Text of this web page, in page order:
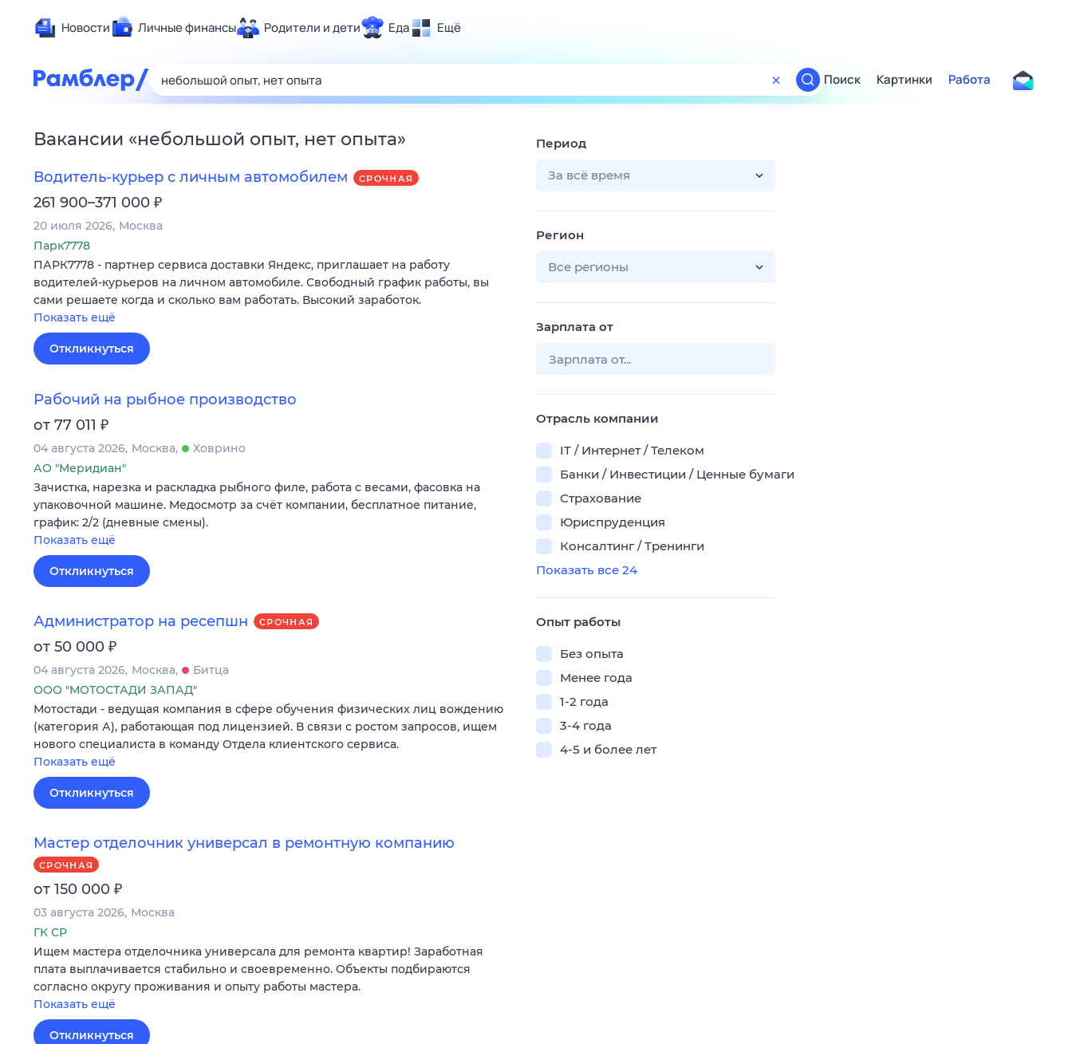
Новости Личные финансы Родители и дети Еда Ещё
Здоровье
Развлечения и отдых
Спорт
Карьера
Сберегаем вместе
Гороскопы
Поиск
ТВ-программа
Поиск Картинки Работа
Вакансии «небольшой опыт, нет опыта»
Водитель-курьер с личным автомобилем СРОЧНАЯ
261 900–371 000 ₽
20 июля 2026 Москва
Парк7778
ПАРК7778 - партнер сервиса доставки Яндекс, приглашает на работу
водителей-курьеров на личном автомобиле. Свободный график работы, вы
сами решаете когда и сколько вам работать. Высокий заработок.
Показать ещё
Откликнуться
Рабочий на рыбное производство
от 77 011 ₽
04 августа 2026 Москва
Ховрино
АО "Меридиан"
Зачистка, нарезка и раскладка рыбного филе, работа с весами, фасовка на
упаковочной машине. Медосмотр за счёт компании, бесплатное питание,
график: 2/2 (дневные смены).
Показать ещё
Откликнуться
Администратор на ресепшн СРОЧНАЯ
от 50 000 ₽
04 августа 2026 Москва
Битца
ООО "МОТОСТАДИ ЗАПАД"
Мотостади - ведущая компания в сфере обучения физических лиц вождению
(категория А), работающая под лицензией. В связи с ростом запросов, ищем
нового специалиста в команду Отдела клиентского сервиса.
Показать ещё
Откликнуться
Мастер отделочник универсал в ремонтную компанию
СРОЧНАЯ
от 150 000 ₽
03 августа 2026 Москва
ГК СР
Ищем мастера отделочника универсала для ремонта квартир! Заработная
плата выплачивается стабильно и своевременно. Объекты подбираются
согласно округу проживания и опыту работы мастера.
Показать ещё
Откликнуться
Период
За всё время
Регион
Все регионы
Зарплата от
Отрасль компании
IT / Интернет / Телеком
Банки / Инвестиции / Ценные бумаги
Страхование
Юриспруденция
Консалтинг / Тренинги
Показать все 24
Опыт работы
Без опыта
Менее года
1-2 года
3-4 года
4-5 и более лет